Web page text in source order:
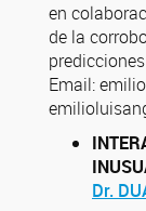
en
de la
Email:
Dr.